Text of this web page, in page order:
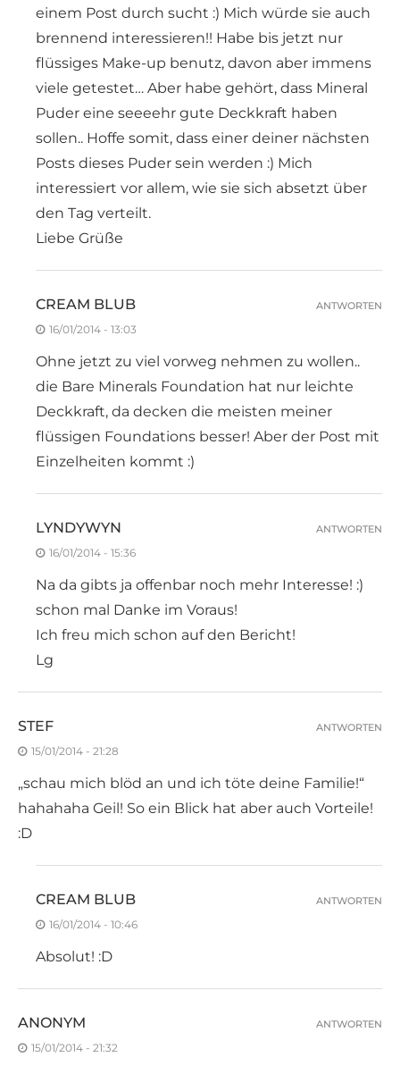
einem Post durch sucht :) Mich würde sie auch
brennend interessieren!! Habe bis jetzt nur
flüssiges Make-up benutz, davon aber immens
viele getestet… Aber habe gehört, dass Mineral
Puder eine seeeehr gute Deckkraft haben
sollen.. Hoffe somit, dass einer deiner nächsten
Posts dieses Puder sein werden :) Mich
interessiert vor allem, wie sie sich absetzt über
den Tag verteilt.
Liebe Grüße
CREAM BLUB
16/01/2014 - 13:03
Ohne jetzt zu viel vorweg nehmen zu wollen..
die Bare Minerals Foundation hat nur leichte
Deckkraft, da decken die meisten meiner
flüssigen Foundations besser! Aber der Post mit
Einzelheiten kommt :)
ANTWORTEN
LYNDYWYN
16/01/2014 - 15:36
Na da gibts ja offenbar noch mehr Interesse! :)
schon mal Danke im Voraus!
Ich freu mich schon auf den Bericht!
Lg
ANTWORTEN
STEF
15/01/2014 - 21:28
„schau mich blöd an und ich töte deine Familie!“
hahahaha Geil! So ein Blick hat aber auch Vorteile!
:D
ANTWORTEN
CREAM BLUB
16/01/2014 - 10:46
Absolut! :D
ANTWORTEN
ANONYM
15/01/2014 - 21:32
ANTWORTEN